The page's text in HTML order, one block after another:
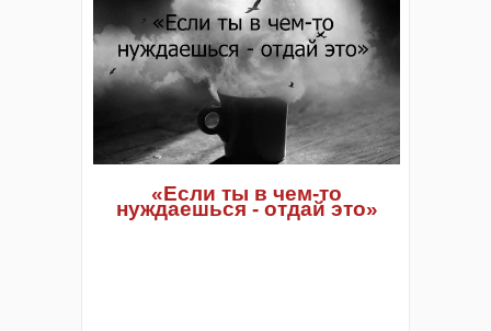
«Если ты в чем-то
нуждаешься - отдай это»